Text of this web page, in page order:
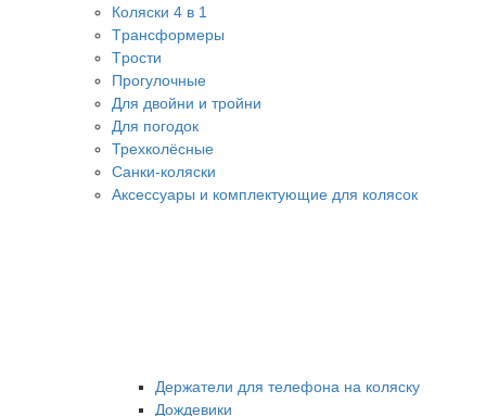
Коляски 4 в 1
Tрансформеры
Tрости
Прогулочные
Для двойни и тройни
Для погодок
Трехколёсные
Санки-коляски
Аксессуары и комплектующие для колясок
Держатели для телефона на коляску
Дождевики